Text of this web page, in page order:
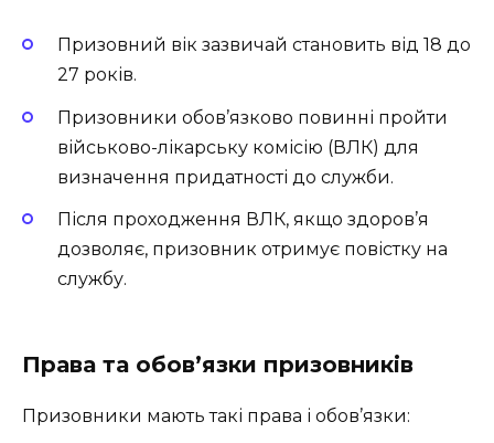
Призовний вік зазвичай становить від 18 до
27 років.
Призовники обов’язково повинні пройти
військово-лікарську комісію (ВЛК) для
визначення придатності до служби.
Після проходження ВЛК, якщо здоров’я
дозволяє, призовник отримує повістку на
службу.
Права та обов’язки призовників
Призовники мають такі права і обов’язки: